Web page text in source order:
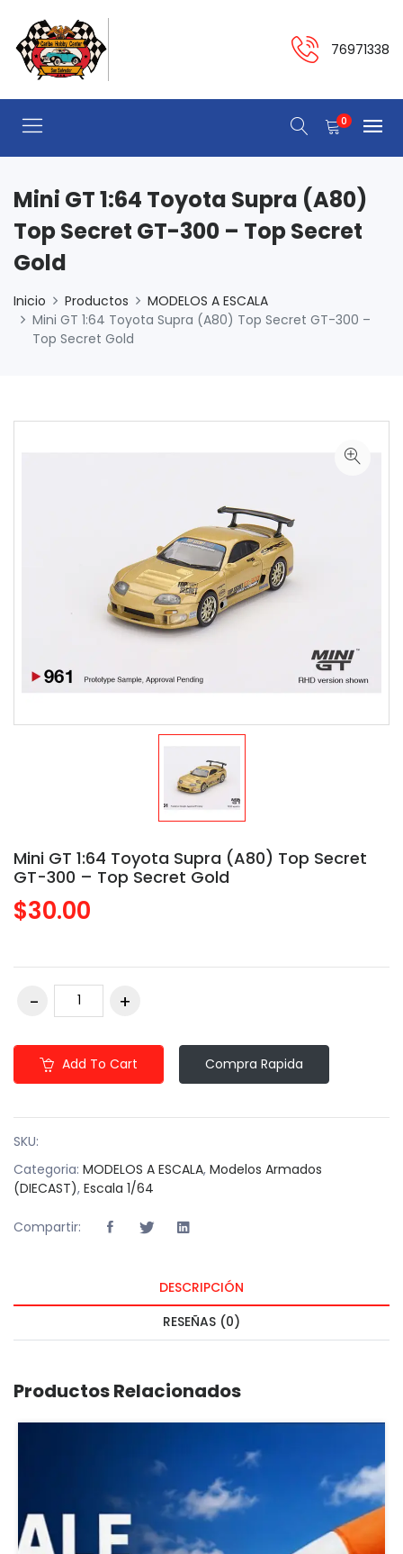
76971338
0
Mini GT 1:64 Toyota Supra (A80)
Top Secret GT-300 – Top Secret
Gold
Inicio Productos
MODELOS A ESCALA
Mini GT 1:64 Toyota Supra (A80) Top Secret GT-300 –
Top Secret Gold
Mini GT 1:64 Toyota Supra (A80) Top Secret
GT-300 – Top Secret Gold
$30.00
Add To Cart Compra Rapida
SKU:
Categoria: MODELOS A ESCALA, Modelos Armados
(DIECAST), Escala 1/64
Compartir:
DESCRIPCIÓN
RESEÑAS (0)
Productos Relacionados